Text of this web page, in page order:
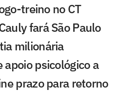
treino no CT
fará São Paulo
milionária
apoio psicológico a
prazo para retorno